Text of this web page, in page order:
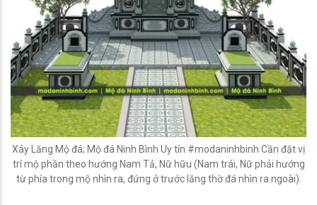
Xây Lăng Mộ đá; Mộ đá Ninh Bình Uy tín #modaninhbinh Cần đặt vị
trí mộ phần theo hướng Nam Tả, Nữ hữu (Nam trái, Nữ phải hướng
từ phía trong mộ nhìn ra, đứng ở trước lăng thờ đá nhìn ra ngoài).